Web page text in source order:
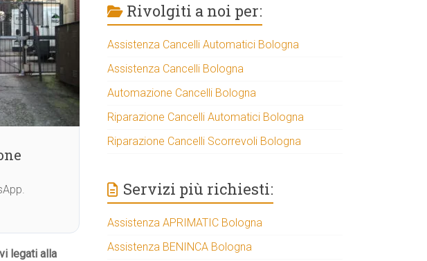
legati alla
Rivolgiti a noi per:
Assistenza Cancelli Automatici Bologna
Assistenza Cancelli Bologna
Automazione Cancelli Bologna
Riparazione Cancelli Automatici Bologna
Riparazione Cancelli Scorrevoli Bologna
Servizi più richiesti:
Assistenza APRIMATIC Bologna
Assistenza BENINCA Bologna